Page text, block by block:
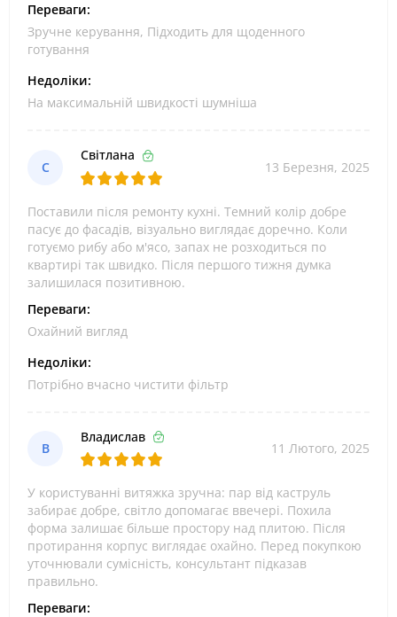
Переваги:
Зручне керування, Підходить для щоденного
готування
Недоліки:
На максимальній швидкості шумніша
С
Світлана
13 Березня, 2025
Поставили після ремонту кухні. Темний колір добре
пасує до фасадів, візуально виглядає доречно. Коли
готуємо рибу або м'ясо, запах не розходиться по
квартирі так швидко. Після першого тижня думка
залишилася позитивною.
Переваги:
Охайний вигляд
Недоліки:
Потрібно вчасно чистити фільтр
В
Владислав
11 Лютого, 2025
У користуванні витяжка зручна: пар від каструль
забирає добре, світло допомагає ввечері. Похила
форма залишає більше простору над плитою. Після
протирання корпус виглядає охайно. Перед покупкою
уточнювали сумісність, консультант підказав
правильно.
Переваги: